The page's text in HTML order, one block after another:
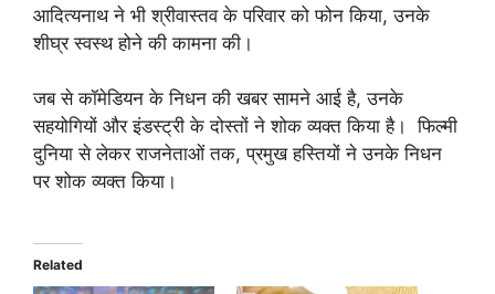
आदित्यनाथ ने भी श्रीवास्तव के परिवार को फोन किया, उनके
शीघ्र स्वस्थ होने की कामना की।
जब से कॉमेडियन के निधन की खबर सामने आई है, उनके
सहयोगियों और इंडस्ट्री के दोस्तों ने शोक व्यक्त किया है। फिल्मी
दुनिया से लेकर राजनेताओं तक, प्रमुख हस्तियों ने उनके निधन
पर शोक व्यक्त किया।
Related